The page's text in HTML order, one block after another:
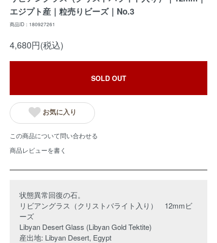
エジプト産｜粒売りビーズ｜No.3
商品ID：180927261
4,680円(税込)
SOLD OUT
お気に入り
この商品について問い合わせる
商品レビューを書く
状態異常回復の石。
リビアングラス（クリストバライト入り） 12mmビ
ーズ
Libyan Desert Glass (Libyan Gold Tektite)
産出地: Libyan Desert, Egypt